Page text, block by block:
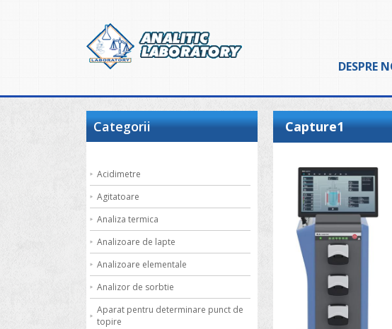
DESPRE
Categorii
Acidimetre
Agitatoare
Analiza termica
Analizoare de lapte
Analizoare elementale
Analizor de sorbtie
Aparat pentru determinare punct de
topire
Capture1